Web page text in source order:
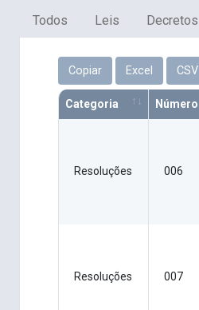
Todos Leis Decretos
Copiar Excel CSV
Categoria Número
Resoluções 006
Resoluções 007